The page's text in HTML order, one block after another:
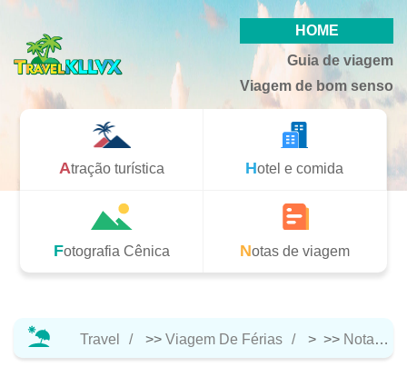
HOME
Guia de viagem
Viagem de bom senso
Atração turística Hotel e comida
Fotografia Cênica Notas de viagem
Travel >> Viagem De Férias > >> Notas De Viagem